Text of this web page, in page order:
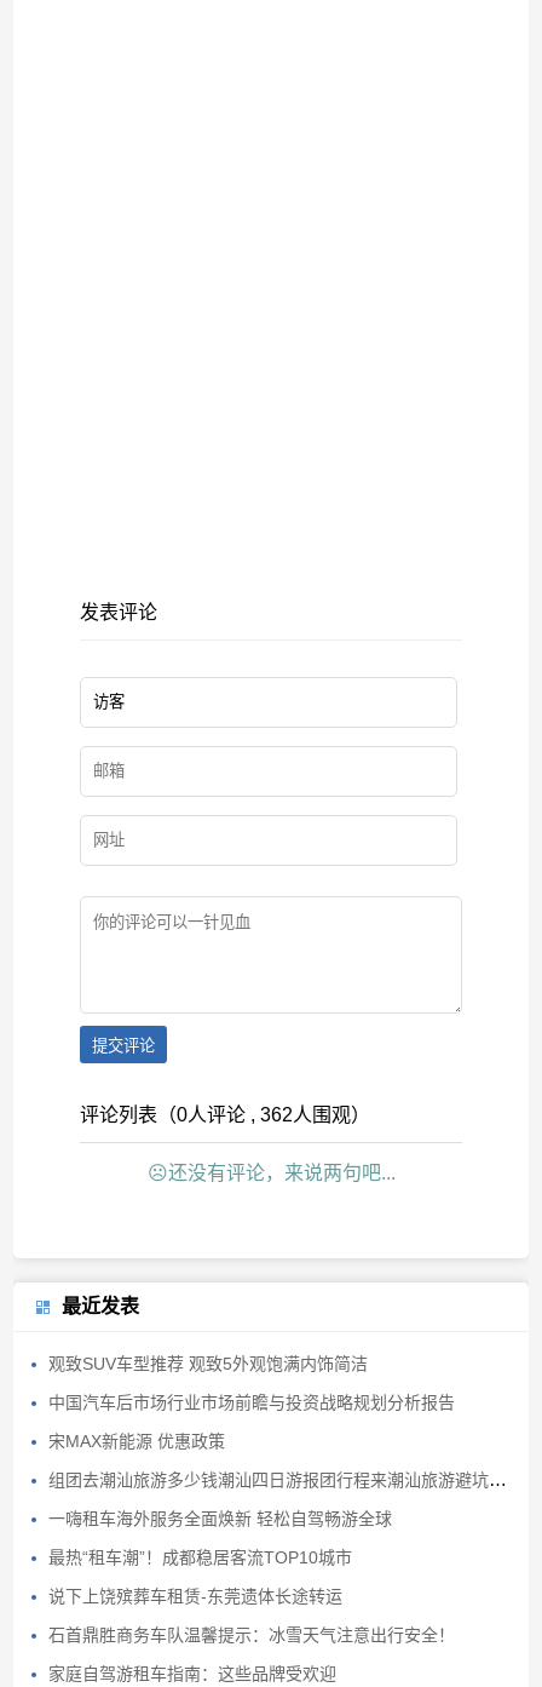
发表评论
提交评论
评论列表（0人评论 , 362人围观）
☹还没有评论，来说两句吧...
最近发表
观致SUV车型推荐 观致5外观饱满内饰简洁
中国汽车后市场行业市场前瞻与投资战略规划分析报告
宋MAX新能源 优惠政策
组团去潮汕旅游多少钱潮汕四日游报团行程来潮汕旅游避坑避雷
一嗨租车海外服务全面焕新 轻松自驾畅游全球
最热“租车潮”！成都稳居客流TOP10城市
说下上饶殡葬车租赁-东莞遗体长途转运
石首鼎胜商务车队温馨提示：冰雪天气注意出行安全！
家庭自驾游租车指南：这些品牌受欢迎